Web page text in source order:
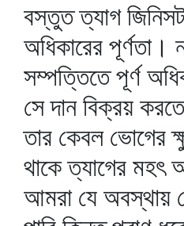
বস্তুত ত্যাগ
অধিকারের পূর্ণতা।
সম্পত্তিতে পূর্ণ
সে দান বিক্রয়
তার কেবল ভোগের
থাকে ত্যাগের মহৎ
আমরা যে অবস্থায়